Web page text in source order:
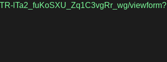
lTa2_fuKoSXU_Zq1C3vgRr_wg/viewform?